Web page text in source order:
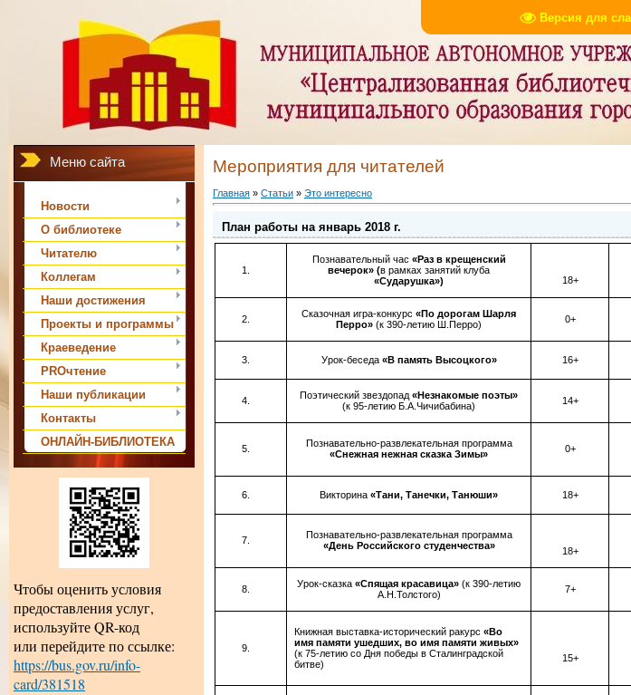
Версия для
Меню сайта
Новости
О библиотеке
Читателю
Коллегам
Наши достижения
Проекты и программы
Краеведение
PROчтение
Наши публикации
Контакты
ОНЛАЙН-БИБЛИОТЕКА
Чтобы оценить условия
предоставления услуг,
используйте QR-код
или перейдите по ссылке:
https://bus.gov.ru/info-
card/381518
Мероприятия для читателей
Главная » Статьи » Это интересно
План работы на январь 2018 г.
Познавательный час «Раз в крещенский
вечерок» (в рамках занятий клуба
«Сударушка»)
18+
Сказочная игра-конкурс «По дорогам Шарля
Перро» (к 390-летию Ш.Перро) 0+
Урок-беседа «В память Высоцкого» 16+
Поэтический звездопад «Незнакомые поэты»
(к 95-летию Б.А.Чичибабина)
14+
Познавательно-развлекательная программа
«Снежная нежная сказка Зимы»
0+
Викторина «Тани, Танечки, Танюши» 18+
Познавательно-развлекательная программа
«День Российского студенчества»
18+
Урок-сказка «Спящая красавица» (к 390-летию
А.Н.Толстого)
7+
Книжная выставка-исторический ракурс«Во
имя памяти ушедших, во имя памяти живых»
(к 75-летию со Дня победы в Сталинградской
битве)
15+